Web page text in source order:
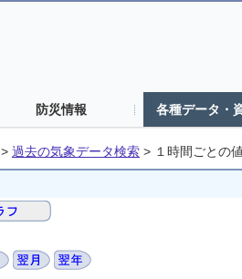
防災情報 各種データ・
> 過去の気象データ検索 > １時間ごとの